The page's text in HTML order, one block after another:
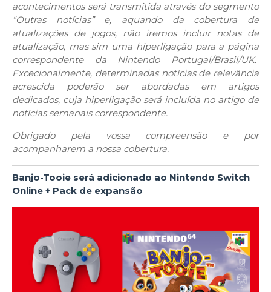
acontecimentos será transmitida através do segmento
“Outras notícias” e, aquando da cobertura de
atualizações de jogos, não iremos incluir notas de
atualização, mas sim uma hiperligação para a página
correspondente da Nintendo Portugal/Brasil/UK.
Excecionalmente, determinadas notícias de relevância
acrescida poderão ser abordadas em artigos
dedicados, cuja hiperligação será incluída no artigo de
notícias semanais correspondente.
Obrigado pela vossa compreensão e por
acompanharem a nossa cobertura.
Banjo-Tooie será adicionado ao Nintendo Switch
Online + Pack de expansão